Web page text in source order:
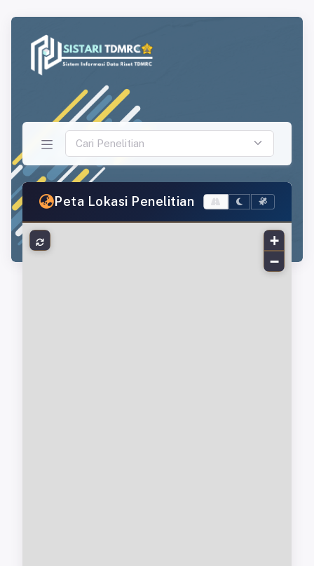
Cari Penelitian
Peta Lokasi Penelitian
+
−